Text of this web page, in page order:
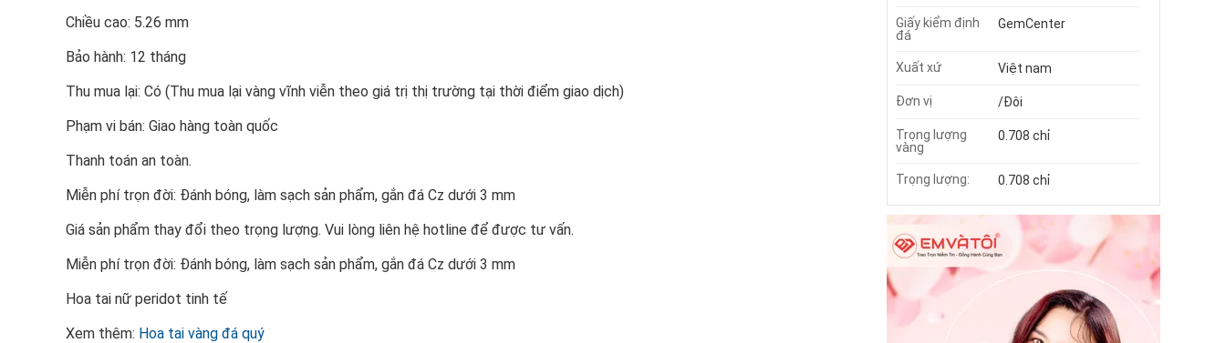
Chiều cao: 5.26 mm
Bảo hành: 12 tháng
Thu mua lại: Có (Thu mua lại vàng vĩnh viễn theo giá trị thị trường tại thời điểm giao dịch)
Phạm vi bán: Giao hàng toàn quốc
Thanh toán an toàn.
Miễn phí trọn đời: Đánh bóng, làm sạch sản phẩm, gắn đá Cz dưới 3 mm
Giá sản phẩm thay đổi theo trọng lượng. Vui lòng liên hệ hotline để được tư vấn.
Miễn phí trọn đời: Đánh bóng, làm sạch sản phẩm, gắn đá Cz dưới 3 mm
Hoa tai nữ peridot tinh tế
Xem thêm: Hoa tai vàng đá quý
Giấy kiểm định
đá
GemCenter
Xuất xứ Việt nam
Đơn vị /Đôi
Trọng lượng
vàng
0.708 chỉ
Trọng lượng: 0.708 chỉ